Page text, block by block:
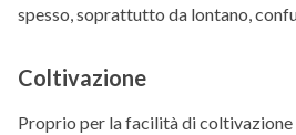
spesso, soprattutto da lontano,
Coltivazione
Proprio per la facilità di